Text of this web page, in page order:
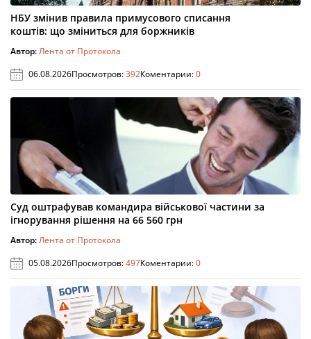
НБУ змінив правила примусового списання
коштів: що зміниться для боржників
Автор:Лента от Протокола
06.08.2026Просмотров:392Коментарии:0
Суд оштрафував командира військової частини за
ігнорування рішення на 66 560 грн
Автор:Лента от Протокола
05.08.2026Просмотров:497Коментарии:0